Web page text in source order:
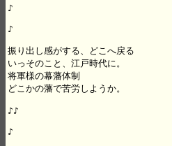
♪
♪
振り出し感がする、どこへ戻る
いっそのこと、江戸時代に。
将軍様の幕藩体制
どこかの藩で苦労しようか。
♪♪
♪